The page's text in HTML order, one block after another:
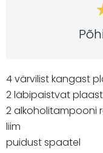
4 värvilist kangast
2 läbipaistvat
2 alkoholitampooni
liim
puidust spaatel